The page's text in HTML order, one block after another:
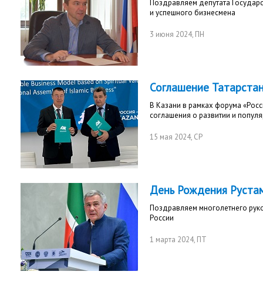
Поздравляем депутата
и успешного бизнесмена
3 июня 2024, ПН
Соглашение
В Казани в рамках форума
соглашения о развитии и
15 мая 2024, СР
День Рождения
Поздравляем многолетнего
России
1 марта 2024, ПТ